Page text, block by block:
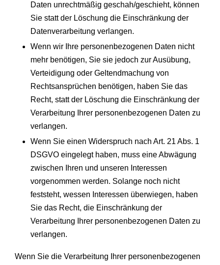
Daten unrechtmäßig geschah/geschieht, können
Sie statt der Löschung die Einschränkung der
Datenverarbeitung verlangen.
Wenn wir Ihre personenbezogenen Daten nicht
mehr benötigen, Sie sie jedoch zur Ausübung,
Verteidigung oder Geltendmachung von
Rechtsansprüchen benötigen, haben Sie das
Recht, statt der Löschung die Einschränkung der
Verarbeitung Ihrer personenbezogenen Daten zu
verlangen.
Wenn Sie einen Widerspruch nach Art. 21 Abs. 1
DSGVO eingelegt haben, muss eine Abwägung
zwischen Ihren und unseren Interessen
vorgenommen werden. Solange noch nicht
feststeht, wessen Interessen überwiegen, haben
Sie das Recht, die Einschränkung der
Verarbeitung Ihrer personenbezogenen Daten zu
verlangen.
Wenn Sie die Verarbeitung Ihrer personenbezogenen